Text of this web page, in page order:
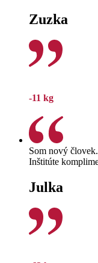
Zuzka
-11 kg
Som nový
Inštitúte
Julka